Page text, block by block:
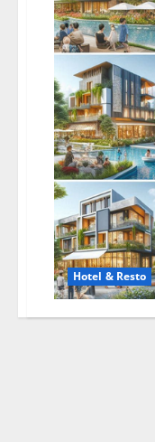
Hotel & Resto